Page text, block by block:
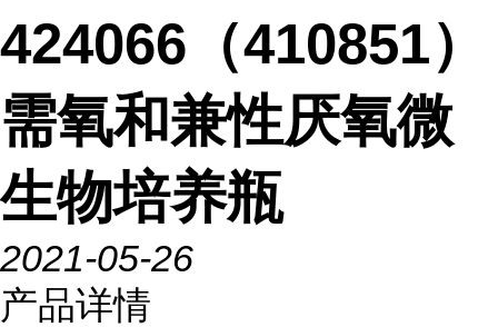
424066（410851）
需氧和兼性厌氧微
生物培养瓶
2021-05-26
产品详情